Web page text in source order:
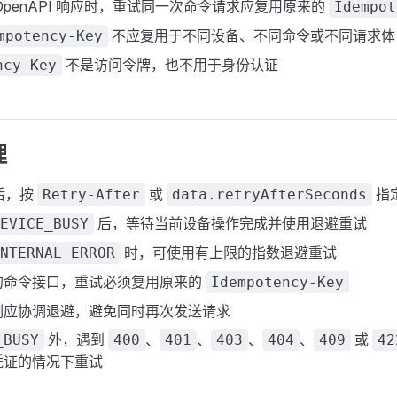
响应时，重试同一次命令请求应复用原来的
Key
不应复用于不同设备、不同命令或不同请求体
Key 不是访问令牌，也不用于身份认证
按 Retry-After 或 data.retryAfterSeconds 指
后，等待当前设备操作完成并使用退避重试
时，可使用有上限的指数退避重试
令接口，重试必须复用原来的
Idempotency-Key
协调退避，避免同时再次发送请求
外，遇到 400 、 401 、 403 、 404 、 409 或
的情况下重试